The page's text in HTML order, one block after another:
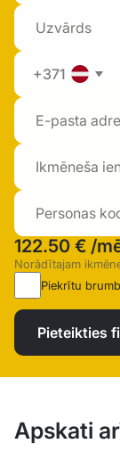
+371
122.50 € /
Norādītajam
Piekrītu
Pieteikties
Apskati